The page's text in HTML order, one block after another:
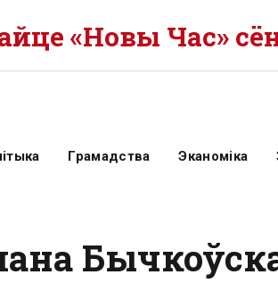
«Новы Час»
Грамадства Эканоміка